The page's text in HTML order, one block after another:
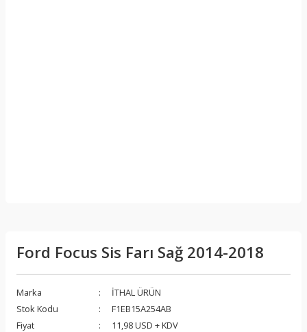
Ford Focus Sis Farı Sağ 2014-2018
Marka
İTHAL ÜRÜN
Stok Kodu
F1EB15A254AB
Fiyat
11,98 USD + KDV